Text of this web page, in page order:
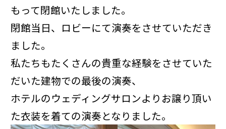
もって閉館いたしました。
閉館当日、ロビーにて演奏をさせていただき
ました。
私たちもたくさんの貴重な経験をさせていた
だいた建物での最後の演奏、
ホテルのウェディングサロンよりお譲り頂い
た衣装を着ての演奏となりました。